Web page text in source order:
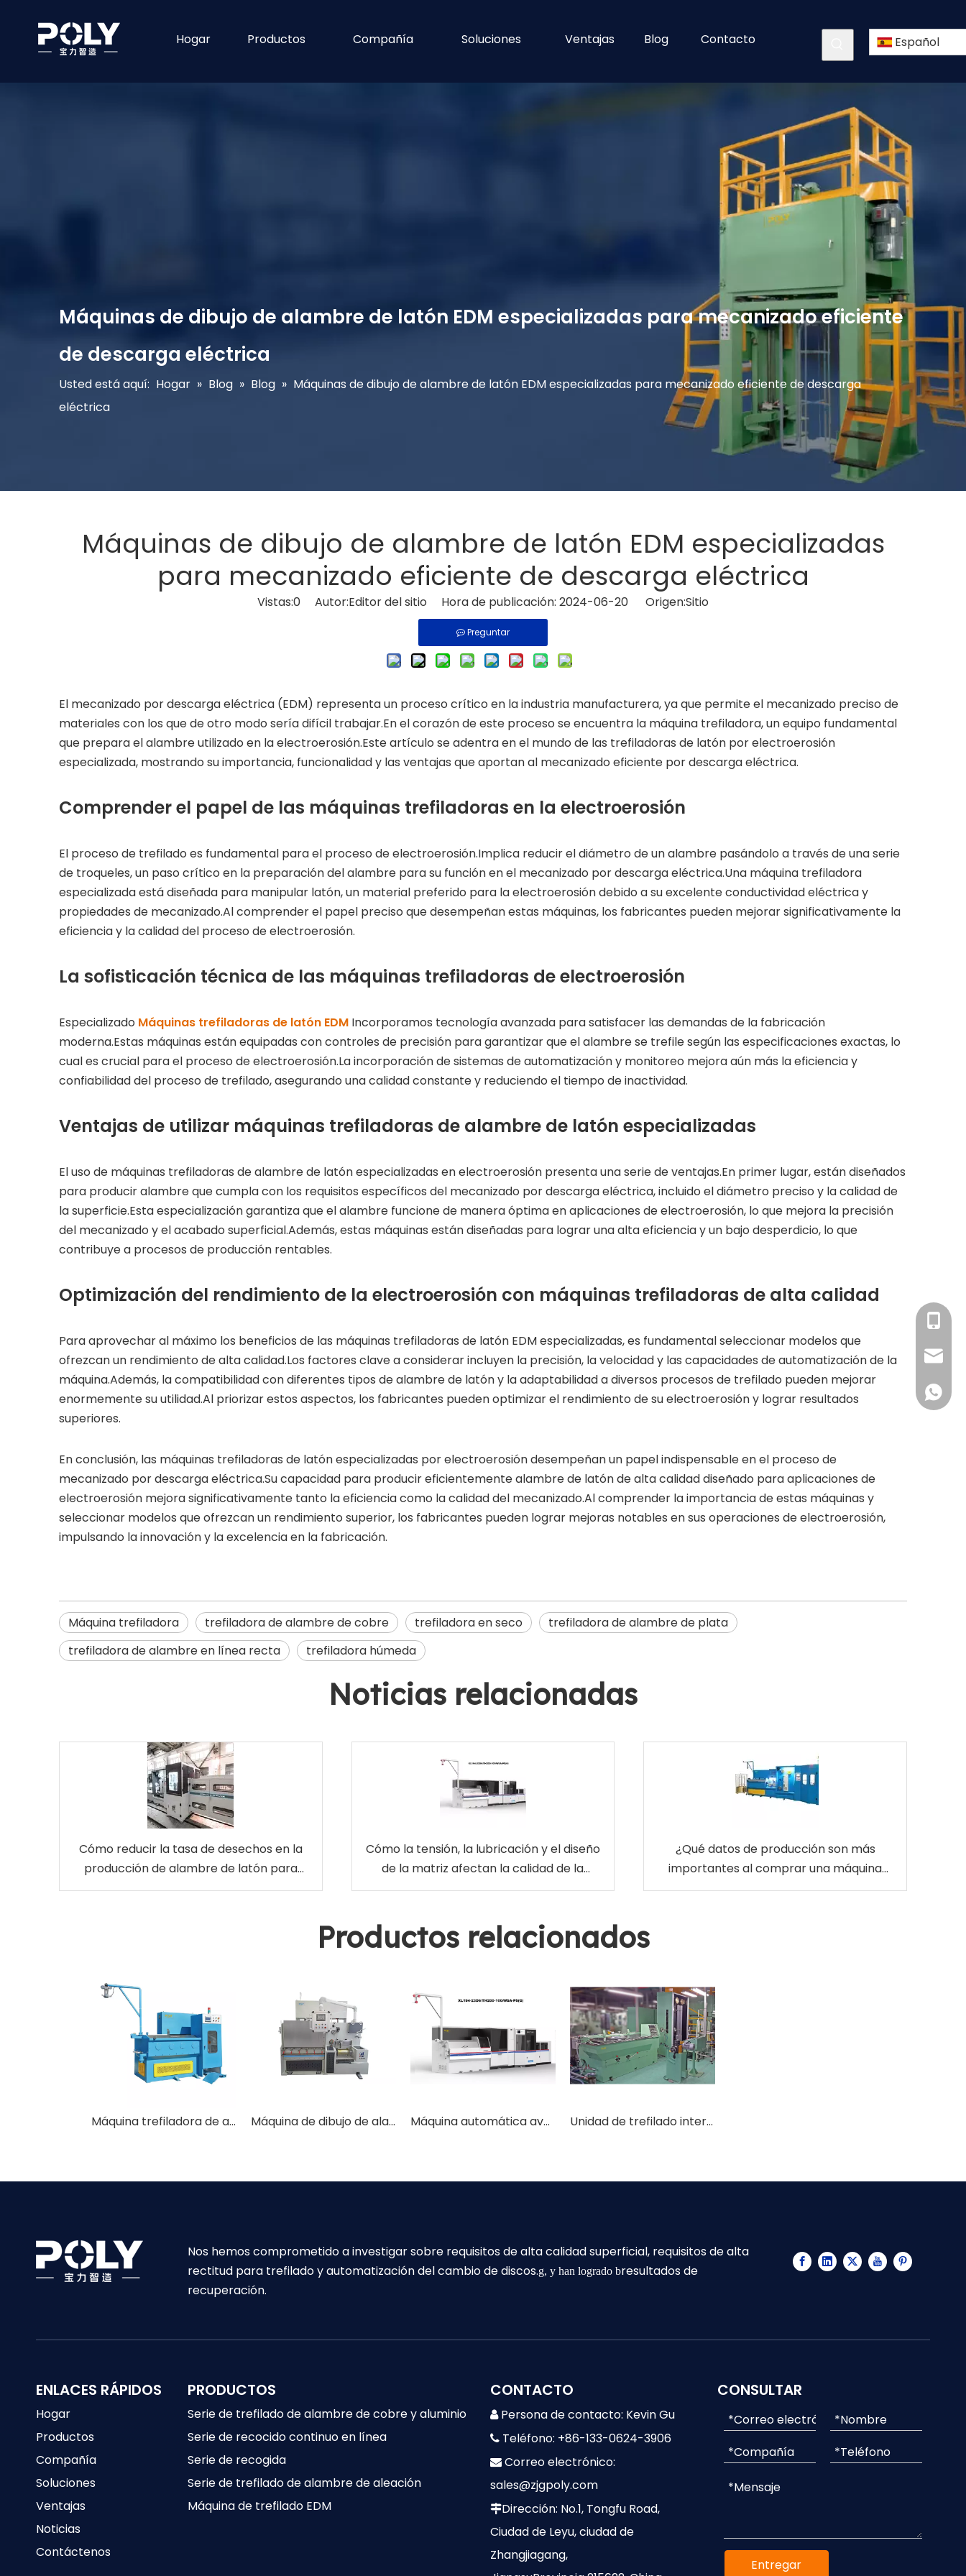
Hogar Productos Compañía Soluciones Ventajas Blog Contacto Español
Máquinas de dibujo de alambre de latón EDM especializadas para mecanizado eficiente
de descarga eléctrica
Usted está aquí: Hogar » Blog » Blog » Máquinas de dibujo de alambre de latón EDM especializadas para mecanizado eficiente de descarga
eléctrica
Máquinas de dibujo de alambre de latón EDM especializadas
para mecanizado eficiente de descarga eléctrica
Vistas:0 Autor:Editor del sitio Hora de publicación: 2024-06-20 Origen:Sitio
Preguntar
El mecanizado por descarga eléctrica (EDM) representa un proceso crítico en la industria manufacturera, ya que permite el mecanizado preciso de
materiales con los que de otro modo sería difícil trabajar.En el corazón de este proceso se encuentra la máquina trefiladora, un equipo fundamental
que prepara el alambre utilizado en la electroerosión.Este artículo se adentra en el mundo de las trefiladoras de latón por electroerosión
especializada, mostrando su importancia, funcionalidad y las ventajas que aportan al mecanizado eficiente por descarga eléctrica.
Comprender el papel de las máquinas trefiladoras en la electroerosión
El proceso de trefilado es fundamental para el proceso de electroerosión.Implica reducir el diámetro de un alambre pasándolo a través de una serie
de troqueles, un paso crítico en la preparación del alambre para su función en el mecanizado por descarga eléctrica.Una máquina trefiladora
especializada está diseñada para manipular latón, un material preferido para la electroerosión debido a su excelente conductividad eléctrica y
propiedades de mecanizado.Al comprender el papel preciso que desempeñan estas máquinas, los fabricantes pueden mejorar significativamente la
eficiencia y la calidad del proceso de electroerosión.
La sofisticación técnica de las máquinas trefiladoras de electroerosión
Especializado Máquinas trefiladoras de latón EDM Incorporamos tecnología avanzada para satisfacer las demandas de la fabricación
moderna.Estas máquinas están equipadas con controles de precisión para garantizar que el alambre se trefile según las especificaciones exactas, lo
cual es crucial para el proceso de electroerosión.La incorporación de sistemas de automatización y monitoreo mejora aún más la eficiencia y
confiabilidad del proceso de trefilado, asegurando una calidad constante y reduciendo el tiempo de inactividad.
Ventajas de utilizar máquinas trefiladoras de alambre de latón especializadas
El uso de máquinas trefiladoras de alambre de latón especializadas en electroerosión presenta una serie de ventajas.En primer lugar, están diseñados
para producir alambre que cumpla con los requisitos específicos del mecanizado por descarga eléctrica, incluido el diámetro preciso y la calidad de
la superficie.Esta especialización garantiza que el alambre funcione de manera óptima en aplicaciones de electroerosión, lo que mejora la precisión
del mecanizado y el acabado superficial.Además, estas máquinas están diseñadas para lograr una alta eficiencia y un bajo desperdicio, lo que
contribuye a procesos de producción rentables.
Optimización del rendimiento de la electroerosión con máquinas trefiladoras de alta calidad
Para aprovechar al máximo los beneficios de las máquinas trefiladoras de latón EDM especializadas, es fundamental seleccionar modelos que
ofrezcan un rendimiento de alta calidad.Los factores clave a considerar incluyen la precisión, la velocidad y las capacidades de automatización de la
máquina.Además, la compatibilidad con diferentes tipos de alambre de latón y la adaptabilidad a diversos procesos de trefilado pueden mejorar
enormemente su utilidad.Al priorizar estos aspectos, los fabricantes pueden optimizar el rendimiento de su electroerosión y lograr resultados
superiores.
En conclusión, las máquinas trefiladoras de latón especializadas por electroerosión desempeñan un papel indispensable en el proceso de
mecanizado por descarga eléctrica.Su capacidad para producir eficientemente alambre de latón de alta calidad diseñado para aplicaciones de
electroerosión mejora significativamente tanto la eficiencia como la calidad del mecanizado.Al comprender la importancia de estas máquinas y
seleccionar modelos que ofrezcan un rendimiento superior, los fabricantes pueden lograr mejoras notables en sus operaciones de electroerosión,
impulsando la innovación y la excelencia en la fabricación.
Máquina trefiladora trefiladora de alambre de cobre trefiladora en seco
trefiladora de alambre de plata
trefiladora de alambre en línea recta
trefiladora húmeda
Noticias relacionadas
Cómo reducir la tasa de desechos en la
producción de alambre de latón para
electroerosión
Cómo la tensión, la lubricación y el diseño
de la matriz afectan la calidad de la
superficie del alambre de latón EDM
¿Qué datos de producción son más
importantes al comprar una máquina
trefiladora de latón EDM?
Productos relacionados
Máquina trefiladora de alambre fino de alto rendimiento Máquina de dibujo de alambre de sía de diamante de acero al carbono Máquina automática avanzada de trefilado de alambre EDM Unidad de trefilado intermedia avanzada
Nos hemos comprometido a investigar sobre requisitos de alta calidad superficial, requisitos de alta
rectitud para trefilado y automatización del cambio de discos.g, y han logrado bresultados de
recuperación.
ENLACES RÁPIDOS
Hogar
Productos
Compañía
Soluciones
Ventajas
Noticias
Contáctenos
PRODUCTOS
Serie de trefilado de alambre de cobre y aluminio
Serie de recocido continuo en línea
Serie de recogida
Serie de trefilado de alambre de aleación
Máquina de trefilado EDM
CONTACTO
 Persona de contacto: Kevin Gu
Teléfono: +86-133-0624-3906
 Correo electrónico:
sales@zjgpoly.com
Dirección: No.1, Tongfu Road,
Ciudad de Leyu, ciudad de
Zhangjiagang,
CONSULTAR
Entregar
+86-
0060-